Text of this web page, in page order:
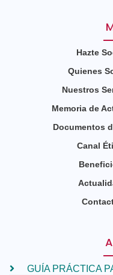
Hazte
Quienes
Nuestros
Memoria de
Documentos
Canal
GUÍA PRÁCTICA